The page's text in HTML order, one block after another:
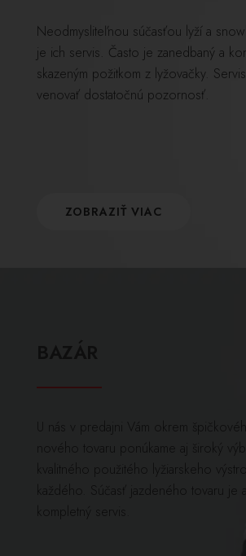
Neodmysliteľnou súčasťou lyží a
je ich servis. Často je zanedbaný a
skazeným požitkom z lyžovačky.
venovať dostatočnú pozornosť.
ZOBRAZIŤ VIAC
U nás v predajni Vám okrem špičkového
nového tovaru ponúkame aj široký
kvalitného použitého lyžiarskeho
každého. Súčasť jazdeného tovaru je aj
kompletný servis.